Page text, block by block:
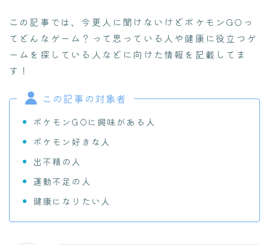
この記事では、今更人に聞けないけどポケモンGOっ
てどんなゲーム？って思っている人や健康に役立つゲ
ームを探している人などに向けた情報を記載してま
す！
この記事の対象者
ポケモンGOに興味がある人
ポケモン好きな人
出不精の人
運動不足の人
健康になりたい人